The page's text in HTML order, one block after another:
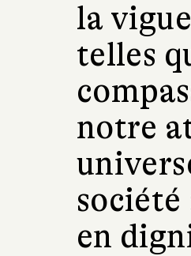
la
telles
notre
en